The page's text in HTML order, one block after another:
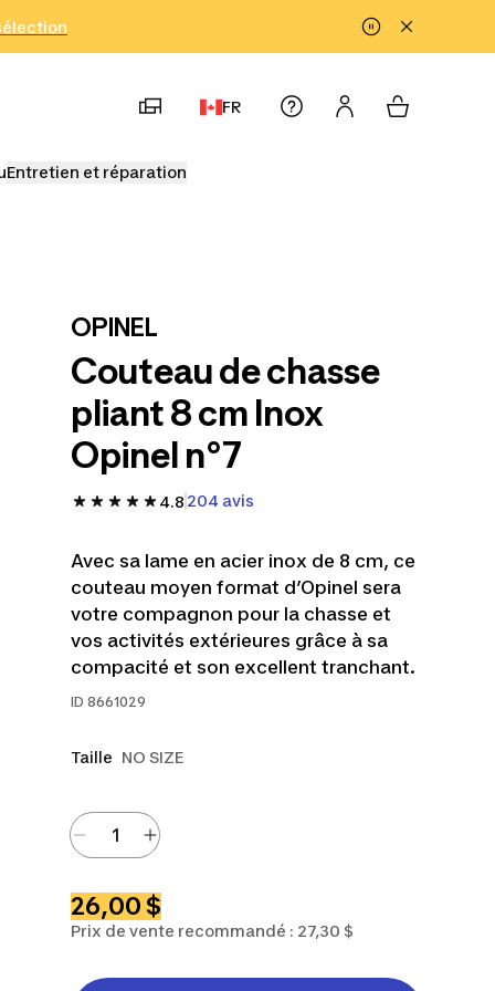
FR
Entretien et réparation
OPINEL
Couteau de chasse
pliant 8 cm Inox
Opinel n°7
4.8 204 avis
Avec sa lame en acier inox de 8 cm, ce
couteau moyen format d’Opinel sera
votre compagnon pour la chasse et
vos activités extérieures grâce à sa
compacité et son excellent tranchant.
ID 8661029
Taille NO SIZE
26,00 $
Prix de vente recommandé : 27,30 $